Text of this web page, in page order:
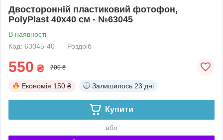
Двосторонній пластиковий фотофон,
PolyPlast 40x40 см - №63045
В наявності
Код: 63045-40
Роздріб
550 ₴ 700 ₴
Економія 150 ₴ Залишилось 23 дні
Купити
або